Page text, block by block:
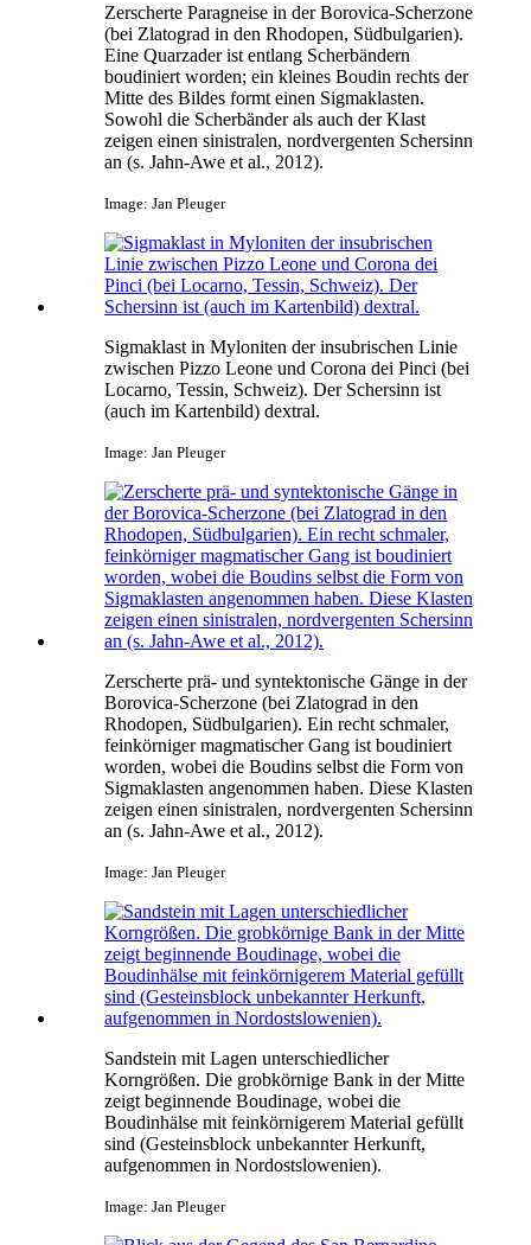
Zerscherte Paragneise in der Borovica-Scherzone
(bei Zlatograd in den Rhodopen, Südbulgarien).
Eine Quarzader ist entlang Scherbändern
boudiniert worden; ein kleines Boudin rechts der
Mitte des Bildes formt einen Sigmaklasten.
Sowohl die Scherbänder als auch der Klast
zeigen einen sinistralen, nordvergenten Schersinn
an (s. Jahn-Awe et al., 2012).
Image: Jan Pleuger
Sigmaklast in Myloniten der insubrischen Linie
zwischen Pizzo Leone und Corona dei Pinci (bei
Locarno, Tessin, Schweiz). Der Schersinn ist
(auch im Kartenbild) dextral.
Image: Jan Pleuger
Zerscherte prä- und syntektonische Gänge in der
Borovica-Scherzone (bei Zlatograd in den
Rhodopen, Südbulgarien). Ein recht schmaler,
feinkörniger magmatischer Gang ist boudiniert
worden, wobei die Boudins selbst die Form von
Sigmaklasten angenommen haben. Diese Klasten
zeigen einen sinistralen, nordvergenten Schersinn
an (s. Jahn-Awe et al., 2012).
Image: Jan Pleuger
Sandstein mit Lagen unterschiedlicher
Korngrößen. Die grobkörnige Bank in der Mitte
zeigt beginnende Boudinage, wobei die
Boudinhälse mit feinkörnigerem Material gefüllt
sind (Gesteinsblock unbekannter Herkunft,
aufgenommen in Nordostslowenien).
Image: Jan Pleuger